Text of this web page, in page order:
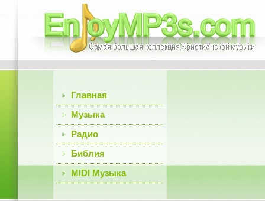
Главная
Музыка
Радио
Библия
MIDI Музыка